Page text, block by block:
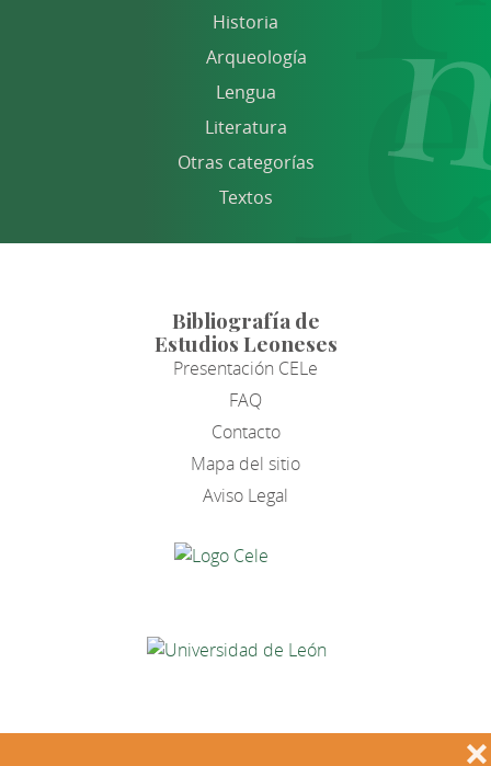
❌
Historia
Arqueología
Lengua
Literatura
Otras categorías
Textos
Bibliografía de
Estudios Leoneses
Presentación CELe
FAQ
Contacto
Mapa del sitio
Aviso Legal